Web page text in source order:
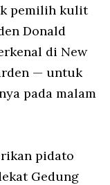
pemilih kulit
Donald
di New
— untuk
pada malam
pidato
Gedung